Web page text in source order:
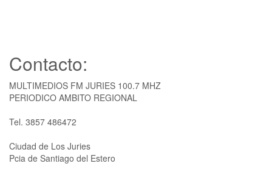
Contacto:
MULTIMEDIOS FM JURIES 100.7 MHZ
PERIODICO AMBITO REGIONAL
Tel. 3857 486472
Ciudad de Los Juries
Pcia de Santiago del Estero